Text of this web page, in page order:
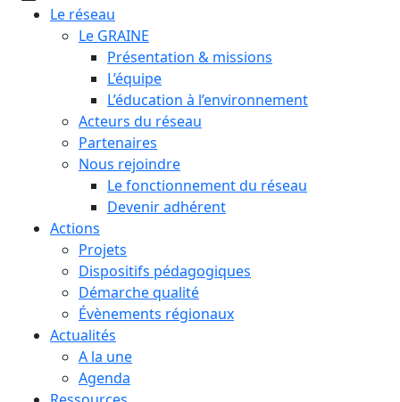
Le réseau
Le GRAINE
Présentation & missions
L’équipe
L’éducation à l’environnement
Acteurs du réseau
Partenaires
Nous rejoindre
Le fonctionnement du réseau
Devenir adhérent
Actions
Projets
Dispositifs pédagogiques
Démarche qualité
Évènements régionaux
Actualités
A la une
Agenda